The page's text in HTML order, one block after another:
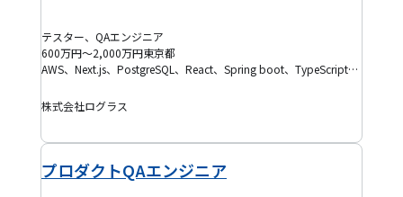
テスター、QAエンジニア
600万円～2,000万円東京都
AWS、Next.js、PostgreSQL、React、Spring boot、TypeScript、Kotlin、SaaS、Terraform、品質保証、テスト設計、アジャイル開発
株式会社ログラス
プロダクトQAエンジニア